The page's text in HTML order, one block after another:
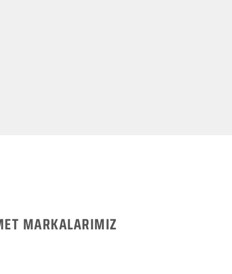
MARKALARIMIZ